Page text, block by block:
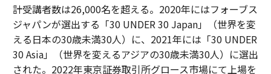
計受講者数は26,000名を超える。2020年にはフォーブス
ジャパンが選出する「30 UNDER 30 Japan」（世界を変
える日本の30歳未満30人）に、2021年には「30 UNDER
30 Asia」（世界を変えるアジアの30歳未満30人）に選出
された。2022年東京証券取引所グロース市場にて上場を